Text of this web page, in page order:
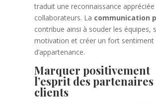
traduit une reconnaissance appréciée
collaborateurs. La communication
contribue ainsi à souder les équipes,
motivation et créer un fort sentiment
d’appartenance.
Marquer positivement
l’esprit des partenaires
clients